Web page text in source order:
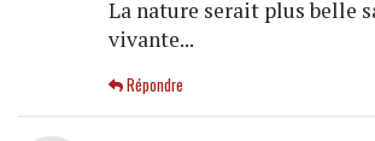
La nature serait plus belle
vivante...
Répondre